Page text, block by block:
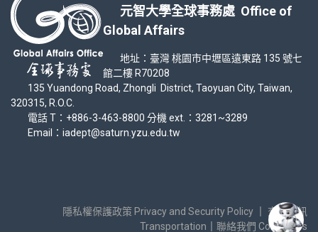
元智大學全球事務處 Office of
Global Affairs
地址：臺灣 桃園市中壢區遠東路 135 號七
館二樓 R70208
135 Yuandong Road, Zhongli District, Taoyuan City, Taiwan,
320315, R.O.C.
電話 T：+886-3-463-8800 分機 ext.：3281~3289
Email：iadept@saturn.yzu.edu.tw
隱私權保護政策 Privacy and Security Policy
交通資訊
Transportation
聯絡我們 Contact Us